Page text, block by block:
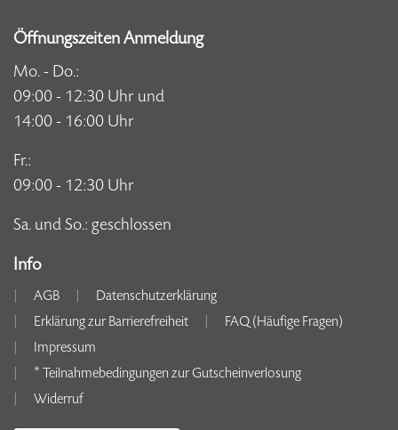
Öffnungszeiten Anmeldung
Mo. - Do.:
09:00 - 12:30 Uhr und
14:00 - 16:00 Uhr
Fr.:
09:00 - 12:30 Uhr
Sa. und So.: geschlossen
Info
AGB
Datenschutzerklärung
Erklärung zur Barrierefreiheit
FAQ (Häufige Fragen)
Impressum
* Teilnahmebedingungen zur Gutscheinverlosung
Widerruf